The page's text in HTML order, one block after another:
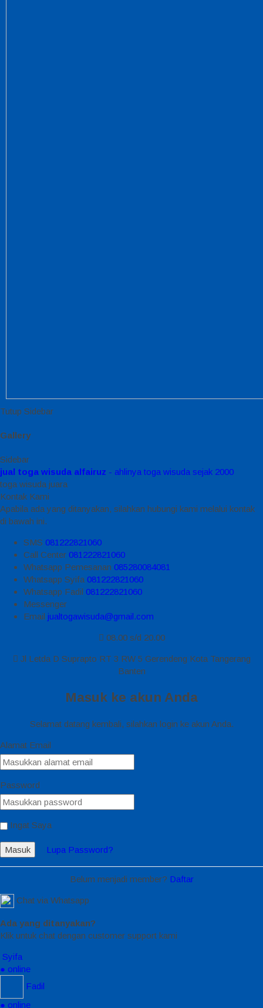
Tutup Sidebar
Gallery
Sidebar
jual toga wisuda alfairuz - ahlinya toga wisuda sejak 2000
toga wisuda juara
Kontak Kami
Apabila ada yang ditanyakan, silahkan hubungi kami melalui kontak
di bawah ini.
SMS 081222821060
Call Center 081222821060
Whatsapp Pemesanan 085280084081
Whatsapp Syifa 081222821060
Whatsapp Fadil 081222821060
Messenger
Email jualtogawisuda@gmail.com
08.00 s/d 20.00
Jl Letda D Suprapto RT 3 RW 5 Gerendeng Kota Tangerang
Banten
Masuk ke akun Anda
Selamat datang kembali, silahkan login ke akun Anda.
Alamat Email
Password
Ingat Saya
Masuk Lupa Password?
Belum menjadi member? Daftar
Chat via Whatsapp
Ada yang ditanyakan?
Klik untuk chat dengan customer support kami
Syifa
● online
Fadil
● online